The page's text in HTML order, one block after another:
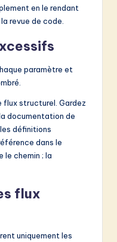
en le rendant
revue de code.
paramètre et
flux structurel. Gardez
documentation de
définitions
dans le
le chemin ; la
flux
uniquement les